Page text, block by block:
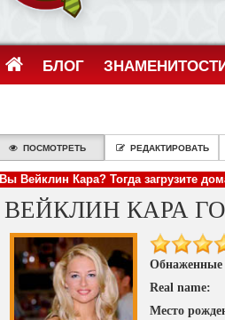
БЛОГ
ПОСМОТРЕТЬ РЕДАКТИРОВАТЬ
Вы Вейклин Кара? Тогда загрузите
ВЕЙКЛИН КАРА
Обнаженные
Real name:
Место